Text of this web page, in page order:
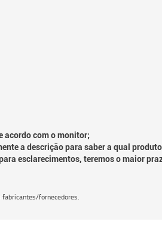
acordo com o monitor;
a descrição para saber a qual
esclarecimentos, teremos o maior
fabricantes/fornecedores.